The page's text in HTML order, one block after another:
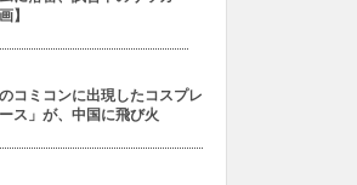
】
コミコンに出現したコスプレ
ス」が、中国に飛び火